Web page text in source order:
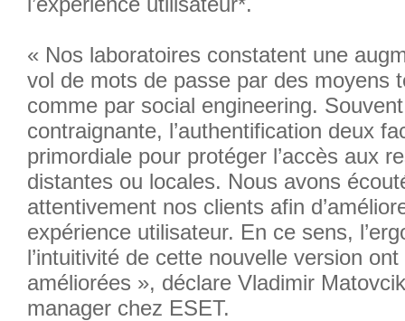
« Nos laboratoires constatent une
vol de mots de passe par des moyens
comme par social engineering.
contraignante, l’authentification deux
primordiale pour protéger l’accès aux
distantes ou locales. Nous avons
attentivement nos clients afin
expérience utilisateur. En ce sens,
l’intuitivité de cette nouvelle version ont
améliorées », déclare Vladimir
manager chez ESET.